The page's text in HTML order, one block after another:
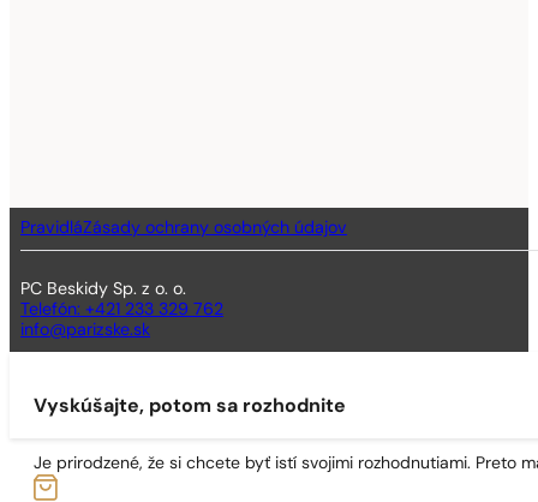
PravidláZásady ochrany osobných údajov
PC Beskidy Sp. z o. o.
Telefón: +421 233 329 762
info@parizske.sk
Vyskúšajte, potom sa rozhodnite
Je prirodzené, že si chcete byť istí svojimi rozhodnutiami. Preto